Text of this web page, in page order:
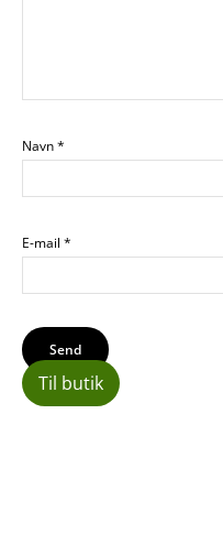
Navn*
E-mail *
Til butik